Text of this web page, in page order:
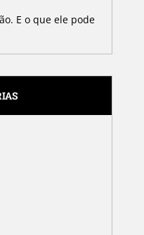
E o que ele pode